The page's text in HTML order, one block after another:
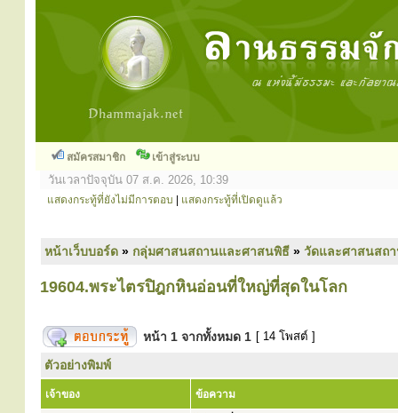
สมัครสมาชิก เข้าสู่ระบบ
วันเวลาปัจจุบัน 07 ส.ค. 2026, 10:39
แสดงกระทู้ที่ยังไม่มีการตอบ แสดงกระทู้ที่เปิดดูแล้ว
หน้าเว็บบอร์ด » กลุ่มศาสนสถานและศาสนพิธี » วัดและศาสนสถ
19604.พระไตรปิฎกหินอ่อนที่ใหญ่ที่สุดในโลก
หน้า 1 จากทั้งหมด 1 [ 14 โพสต์ ]
ตัวอย่างพิมพ์
เจ้าของ ข้อความ